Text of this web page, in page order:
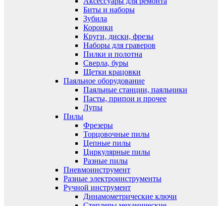
Биты и наборы
Зубила
Коронки
Круги, диски, фрезы
Наборы для граверов
Пилки и полотна
Сверла, буры
Щетки крацовки
Паяльное оборудование
Паяльные станции, паяльники
Пасты, припои и прочее
Лупы
Пилы
Фрезеры
Торцовочные пилы
Цепные пилы
Циркулярные пилы
Разные пилы
Пневмоинструмент
Разные электроинструменты
Ручной инструмент
Динамометрические ключи